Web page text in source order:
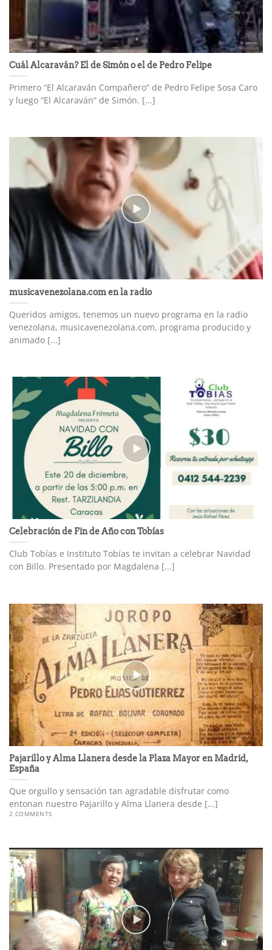
Cuál Alcaraván? El de Simón o el de Pedro Felipe
Primero “El Alcaraván Compañero“ de Pedro Felipe Sosa Caro
y luego “El Alcaraván“ de Simón. [...]
musicavenezolana.com en la radio
Queridos amigos, tenemos un nuevo programa en la radio
venezolana, musicavenezolana.com, programa producido y
animado [...]
Celebración de Fin de Año con Tobías
Club Tobías e Instituto Tobías te invitan a celebrar Navidad
con Billo. Presentado por Magdalena [...]
Pajarillo y Alma Llanera desde la Plaza Mayor en Madrid,
España
Que orgullo y sensación tan agradable disfrutar como
entonan nuestro Pajarillo y Alma Llanera desde [...]
2 COMMENTS